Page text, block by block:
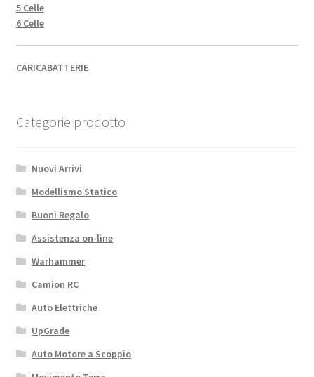
5 Celle
6 Celle
CARICABATTERIE
Categorie prodotto
Nuovi Arrivi
Modellismo Statico
Buoni Regalo
Assistenza on-line
Warhammer
Camion RC
Auto Elettriche
UpGrade
Auto Motore a Scoppio